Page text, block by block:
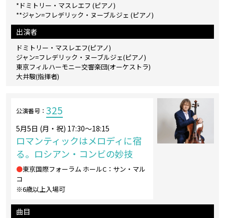
*ドミトリー・マスレエフ (ピアノ)
**ジャン=フレデリック・ヌーブルジェ (ピアノ)
出演者
ドミトリー・マスレエフ(ピアノ)
ジャン=フレデリック・ヌーブルジェ(ピアノ)
東京フィルハーモニー交響楽団(オーケストラ)
大井駿(指揮者)
公演番号： 325
5月5日 (月・祝) 17:30～18:15
ロマンティックはメロディに宿
る。ロシアン・コンビの妙技
●東京国際フォーラム ホールC：サン・マル
コ
※6歳以上入場可
曲目